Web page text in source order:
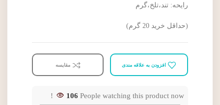
رایحه: تند،تلخ،گرم
(حداقل خرید 20 گرم)
افزودن به علاقه مندی مقایسه
106 People watching this product now!